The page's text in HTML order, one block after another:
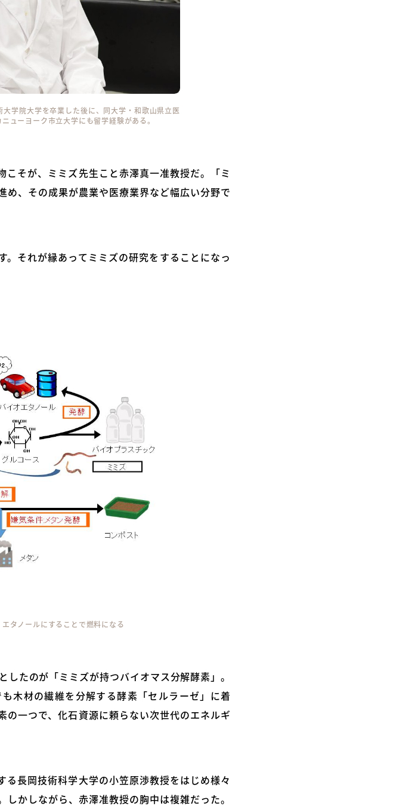
学院大学を卒業した後に、同大学・和歌山県立医
ューヨーク市立大学にも留学経験がある。
そが、ミミズ先生こと赤澤真一准教授だ。「ミ
、その成果が農業や医療業界など幅広い分野で
。それが縁あってミミズの研究をすることになっ
タノールにすることで燃料になる
たのが「ミミズが持つバイオマス分解酵素」。
木材の繊維を分解する酵素「セルラーゼ」に着
一つで、化石資源に頼らない次世代のエネルギ
長岡技術科学大学の小笠原渉教授をはじめ様々
かしながら、赤澤准教授の胸中は複雑だった。